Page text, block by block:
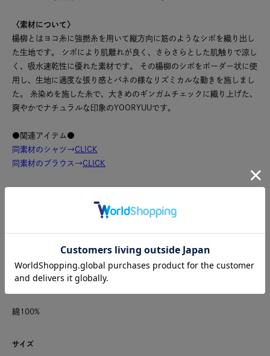
〈素材について〉
楊柳とはヨコ糸に強撚糸を用いて縦方向に筋のようなシボを織り出し
た生地です。 シボにより肌離れが良く、さらさらとした肌触りで涼し
く、吸水速乾性に優れた素材です。 その楊柳のシボをボーダー状に使
用し、生地に適度な張り感とバネの様なリズミカルな動きを施しまし
た。 糸染めを施した糸で、大きめのギンガムチェックに織り上げた、
爽やかでナチュラルな印象のYOORYUUです。
●関連アイテム●
同素材のシャツ→CLICK
同素材のブラウス→CLICK
す。1点ごとにサイズや風合い等、特徴が異なりますのでご了承くだ
さい。ご家庭で手洗い可能です。
※商品のカラーは、商品単体の画像をご参照ください。
綿100%
サイズ